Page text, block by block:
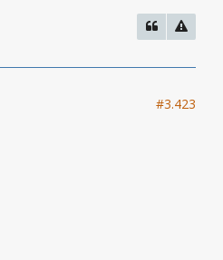
#3.423